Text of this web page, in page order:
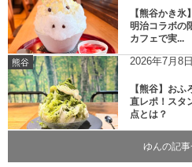
【熊谷かき
明治コラボの
カフェで実...
熊谷 2026年7月8日
【熊谷】お
直レポ！スタ
点とは？
ゆんの記事